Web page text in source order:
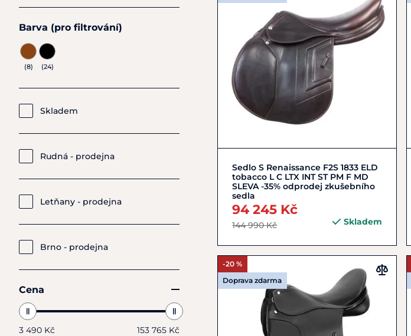
Barva (pro filtrování)
(8) (24)
Skladem
Rudná - prodejna
Letňany - prodejna
Brno - prodejna
Cena
3 490 Kč 153 765 Kč
Do košíku
Sedlo S Renaissance F2S 1833 ELD
tobacco L C LTX INT ST PM F MD
SLEVA -35% odprodej zkušebního
sedla
94 245 Kč
144 990 Kč Skladem
-20 %
Doprava zdarma